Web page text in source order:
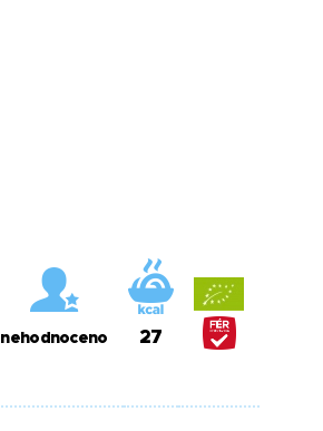
nehodnoceno 27